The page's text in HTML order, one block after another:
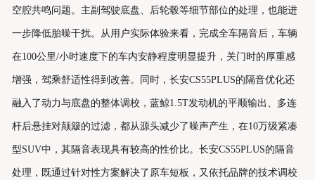
客户留言
联系我们
空腔共鸣问题。主副驾驶底盘、后轮毂等细节部位的处理，也能进
一步降低胎噪干扰。从用户实际体验来看，完成全车隔音后，车辆
在100公里/小时速度下的车内安静程度明显提升，关门时的厚重感
增强，驾乘舒适性得到改善。同时，长安CS55PLUS的隔音优化还
融入了动力与底盘的整体调校，蓝鲸1.5T发动机的平顺输出、多连
杆后悬挂对颠簸的过滤，都从源头减少了噪声产生，在10万级紧凑
型SUV中，其隔音表现具有较高的性价比。长安CS55PLUS的隔音
处理，既通过针对性方案解决了原车短板，又依托品牌的技术调校